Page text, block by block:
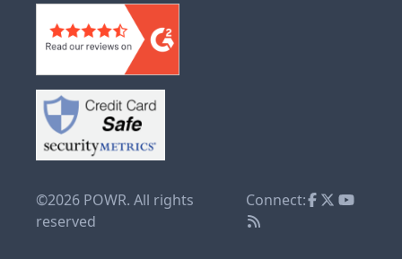
©2026 POWR. All rights
reserved
Connect: